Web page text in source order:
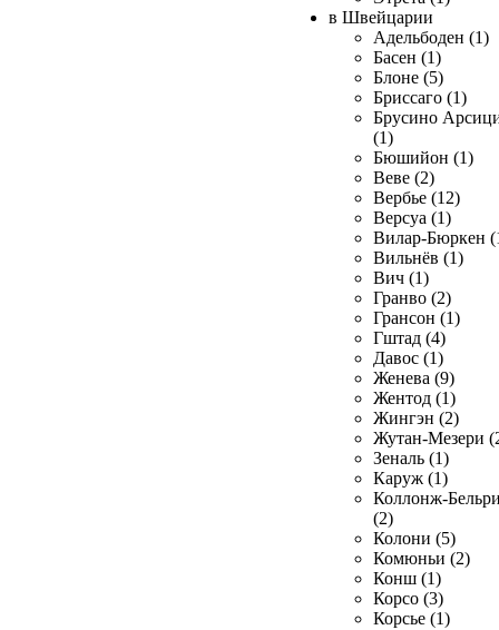
в Швейцарии
Адельбоден (1)
Басен (1)
Блоне (5)
Бриссаго (1)
Брусино
(1)
Бюшийон (1)
Веве (2)
Вербье (12)
Версуа (1)
Вилар-Бюркен
Вильнёв (1)
Вич (1)
Гранво (2)
Грансон (1)
Гштад (4)
Давос (1)
Женева (9)
Жентод (1)
Жингэн (2)
Жутан-Мезери
Зеналь (1)
Каруж (1)
Коллонж-
(2)
Колони (5)
Комюньи (2)
Конш (1)
Корсо (3)
Корсье (1)